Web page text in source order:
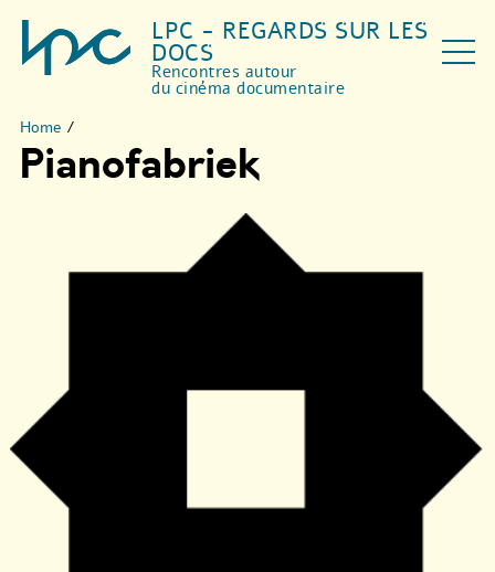
LPC - REGARDS SUR LES
DOCS
Rencontres autour
du cinéma documentaire
Home /
Pianofabriek